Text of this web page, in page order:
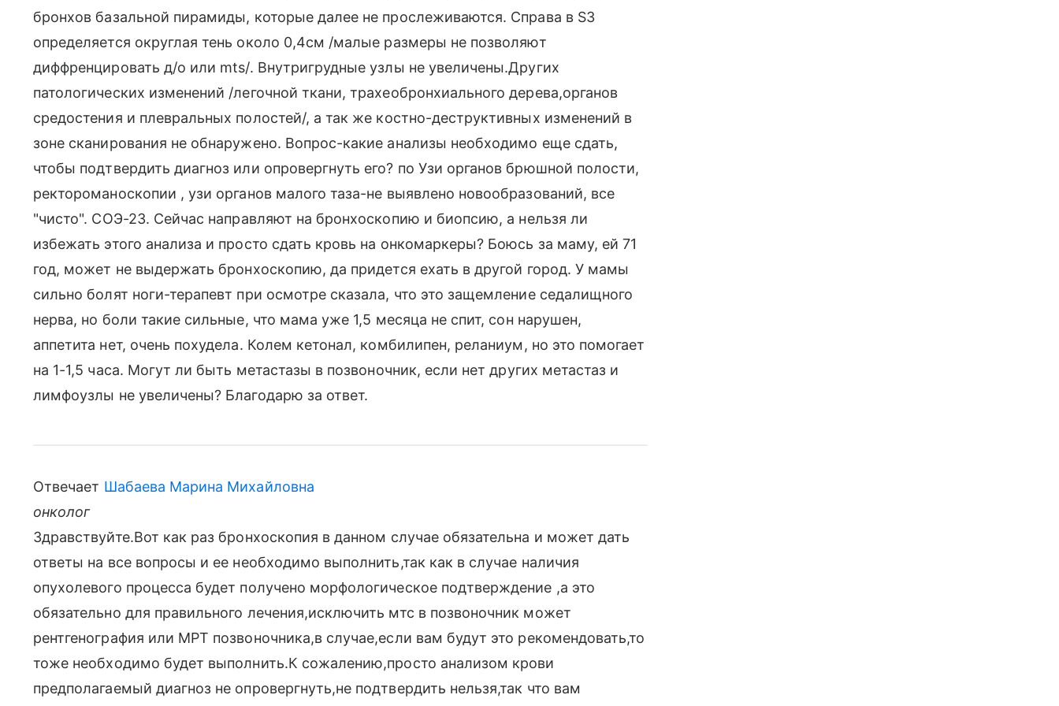
бронхов базальной пирамиды, которые далее не прослеживаются. Справа в S3
определяется округлая тень около 0,4см /малые размеры не позволяют
диффренцировать д/о или mts/. Внутригрудные узлы не увеличены.Других
патологических изменений /легочной ткани, трахеобронхиального дерева,органов
средостения и плевральных полостей/, а так же костно-деструктивных изменений в
зоне сканирования не обнаружено. Вопрос-какие анализы необходимо еще сдать,
чтобы подтвердить диагноз или опровергнуть его? по Узи органов брюшной полости,
ректороманоскопии , узи органов малого таза-не выявлено новообразований, все
"чисто". СОЭ-23. Сейчас направляют на бронхоскопию и биопсию, а нельзя ли
избежать этого анализа и просто сдать кровь на онкомаркеры? Боюсь за маму, ей 71
год, может не выдержать бронхоскопию, да придется ехать в другой город. У мамы
сильно болят ноги-терапевт при осмотре сказала, что это защемление седалищного
нерва, но боли такие сильные, что мама уже 1,5 месяца не спит, сон нарушен,
аппетита нет, очень похудела. Колем кетонал, комбилипен, реланиум, но это помогает
на 1-1,5 часа. Могут ли быть метастазы в позвоночник, если нет других метастаз и
лимфоузлы не увеличены? Благодарю за ответ.
Отвечает Шабаева Марина Михайловна
онколог
Здравствуйте.Вот как раз бронхоскопия в данном случае обязательна и может дать
ответы на все вопросы и ее необходимо выполнить,так как в случае наличия
опухолевого процесса будет получено морфологическое подтверждение ,а это
обязательно для правильного лечения,исключить мтс в позвоночник может
рентгенография или МРТ позвоночника,в случае,если вам будут это рекомендовать,то
тоже необходимо будет выполнить.К сожалению,просто анализом крови
предполагаемый диагноз не опровергнуть,не подтвердить нельзя,так что вам